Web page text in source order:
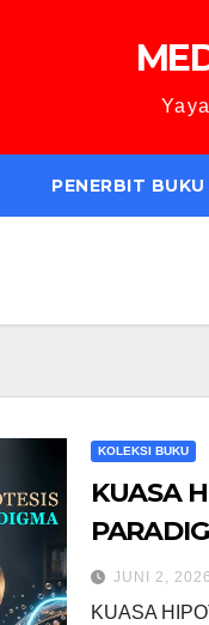
PENERBIT BUKU
KOLEKSI BUKU
KUASA
JUNI 2, 2026
KUASA